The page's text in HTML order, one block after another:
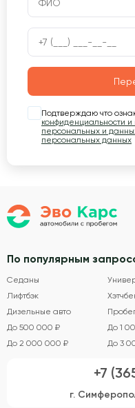
Подтверждаю что
конфиденциальности
персональных и
персональных данных
По популярным
Седаны
Лифтбэк
Дизельные авто
До 500 000 ₽
До 1
До 2 000 000 ₽
До 3
+7
г.